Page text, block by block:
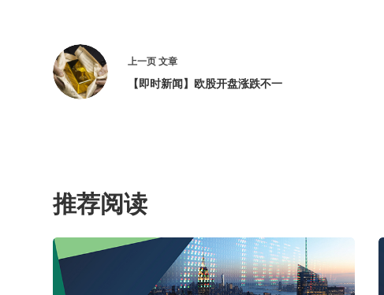
上一页文章
【即时新闻】欧股开盘涨跌不一
推荐阅读